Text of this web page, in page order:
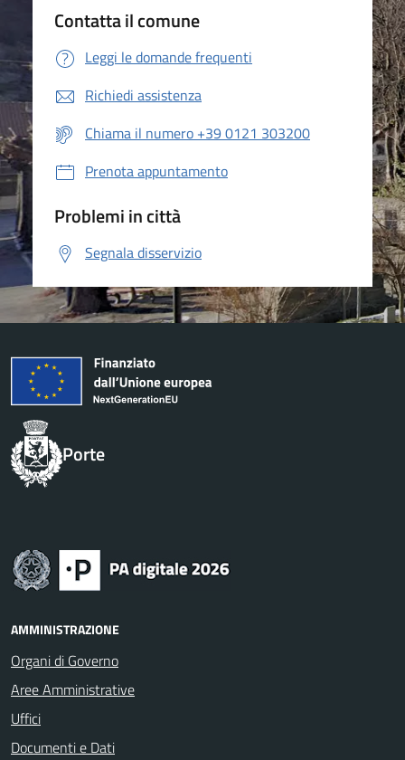
Contatta il comune
Leggi le domande frequenti
Richiedi assistenza
Chiama il numero +39 0121 303200
Prenota appuntamento
Problemi in città
Segnala disservizio
Porte
AMMINISTRAZIONE
Organi di Governo
Aree Amministrative
Uffici
Documenti e Dati